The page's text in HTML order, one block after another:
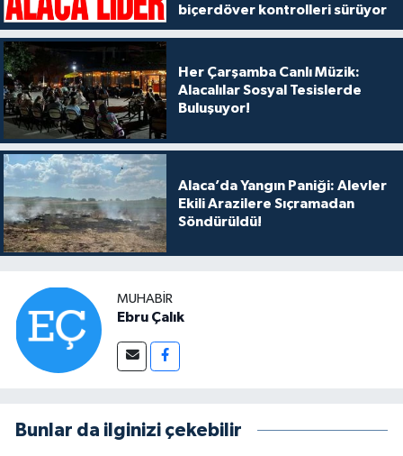
biçerdöver kontrolleri sürüyor
Her Çarşamba Canlı Müzik:
Alacalılar Sosyal Tesislerde
Buluşuyor!
Alaca’da Yangın Paniği: Alevler
Ekili Arazilere Sıçramadan
Söndürüldü!
MUHABIR
Ebru Çalık
Bunlar da ilginizi çekebilir